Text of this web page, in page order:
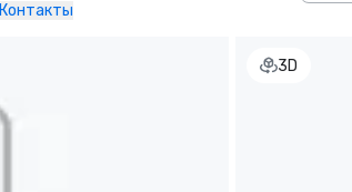
Контакты
3D